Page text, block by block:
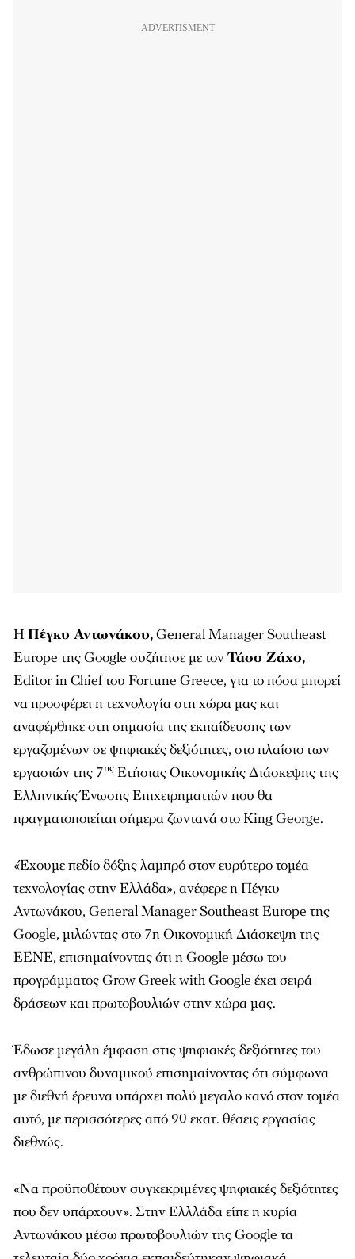
ΗΠέγκυ Αντωνάκου,General Manager Southeast
Europe της Google συζήτησε με τονΤάσο Ζάχο,
Editor in Chief του Fortune Greece, για το πόσα μπορεί
να προσφέρει η τεχνολογία στη χώρα μας και
αναφέρθηκε στη σημασία της εκπαίδευσης των
εργαζομένων σε ψηφιακές δεξιότητες, στο πλαίσιο των
εργασιών της 7ης Ετήσιας Οικονομικής Διάσκεψης της
Ελληνικής Ένωσης Επιχειρηματιών που θα
πραγματοποιείται σήμερα ζωντανά στο King George.
«Έχουμε πεδίο δόξης λαμπρό στον ευρύτερο τομέα
τεχνολογίας στην Ελλάδα», ανέφερε η Πέγκυ
Αντωνάκου, General Manager Southeast Europe της
Google, μιλώντας στο 7η Οικονομική Διάσκεψη της
ΕΕΝΕ, επισημαίνοντας ότι η Google μέσω του
προγράμματος Grow Greek with Google έχει σειρά
δράσεων και πρωτοβουλιών στην χώρα μας.
Έδωσε μεγάλη έμφαση στις ψηφιακές δεξιότητες του
ανθρώπινου δυναμικού επισημαίνοντας ότι σύμφωνα
με διεθνή έρευνα υπάρχει πολύ μεγαλο κανό στον τομέα
αυτό, με περισσότερες από 90 εκατ. θέσεις εργασίας
διεθνώς.
«Να προϋποθέτουν συγκεκριμένες ψηφιακές δεξιότητες
που δεν υπάρχουν». Στην Ελλλάδα είπε η κυρία
Αντωνάκου μέσω πρωτοβουλιών της Google τα